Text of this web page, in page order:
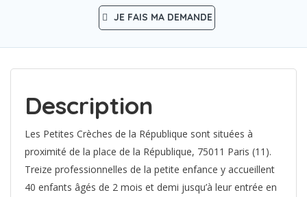
JE FAIS MA DEMANDE
Description
Les Petites Crèches de la République sont situées à
proximité de la place de la République, 75011 Paris (11).
Treize professionnelles de la petite enfance y accueillent
40 enfants âgés de 2 mois et demi jusqu’à leur entrée en